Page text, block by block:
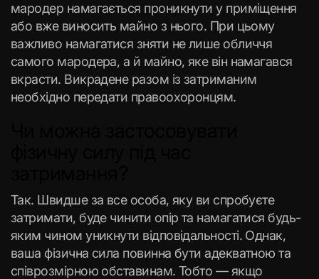
мародер намагається проникнути у приміщення
або вже виносить майно з нього. При цьому
важливо намагатися зняти не лише обличчя
самого мародера, а й майно, яке він намагався
вкрасти. Викрадене разом із затриманим
необхідно передати правоохоронцям.
Так. Швидше за все особа, яку ви спробуєте
затримати, буде чинити опір та намагатися будь-
яким чином уникнути відповідальності. Однак,
ваша фізична сила повинна бути адекватною та
співрозмірною обставинам. Тобто — якщо